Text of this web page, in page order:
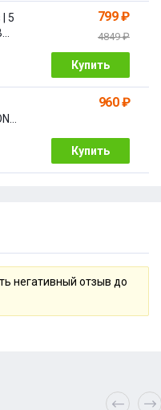
5
799 ₽
4849 ₽
Купить
960 ₽
Купить
негативный отзыв до